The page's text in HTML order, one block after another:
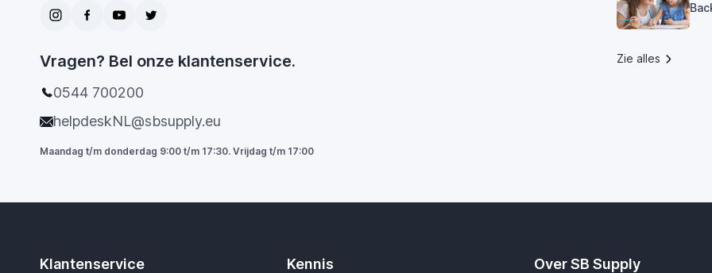
Vragen? Bel onze klantenservice.
0544 700200
helpdeskNL@sbsupply.eu
Maandag t/m donderdag 9:00 t/m 17:30. Vrijdag t/m 17:00
Zie alles
Klantenservice Kennis Over SB Supply